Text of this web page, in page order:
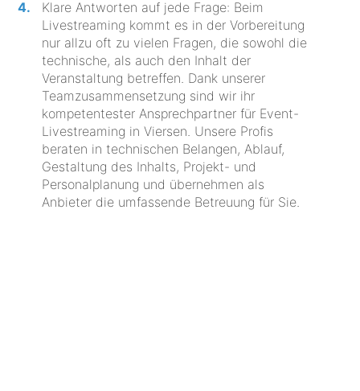
Klare Antworten auf jede Frage: Beim
Livestreaming kommt es in der Vorbereitung
nur allzu oft zu vielen Fragen, die sowohl die
technische, als auch den Inhalt der
Veranstaltung betreffen. Dank unserer
Teamzusammensetzung sind wir ihr
kompetentester Ansprechpartner für Event-
Livestreaming in Viersen. Unsere Profis
beraten in technischen Belangen, Ablauf,
Gestaltung des Inhalts, Projekt- und
Personalplanung und übernehmen als
Anbieter die umfassende Betreuung für Sie.